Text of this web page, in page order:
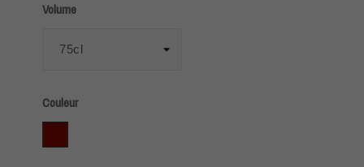
Volume
Couleur